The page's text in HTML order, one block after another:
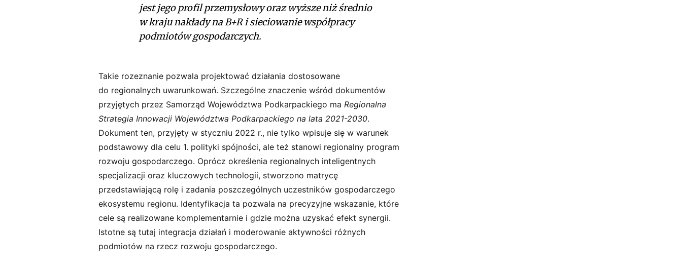
jest jego profil przemysłowy oraz wyższe niż średnio
w kraju nakłady na B+R i sieciowanie współpracy
podmiotów gospodarczych.
Takie rozeznanie pozwala projektować działania dostosowane
do regionalnych uwarunkowań. Szczególne znaczenie wśród dokumentów
przyjętych przez Samorząd Województwa Podkarpackiego ma Regionalna
Strategia Innowacji Województwa Podkarpackiego na lata 2021-2030.
Dokument ten, przyjęty w styczniu 2022 r., nie tylko wpisuje się w warunek
podstawowy dla celu 1. polityki spójności, ale też stanowi regionalny program
rozwoju gospodarczego. Oprócz określenia regionalnych inteligentnych
specjalizacji oraz kluczowych technologii, stworzono matrycę
przedstawiającą rolę i zadania poszczególnych uczestników gospodarczego
ekosystemu regionu. Identyfikacja ta pozwala na precyzyjne wskazanie, które
cele są realizowane komplementarnie i gdzie można uzyskać efekt synergii.
Istotne są tutaj integracja działań i moderowanie aktywności różnych
podmiotów na rzecz rozwoju gospodarczego.